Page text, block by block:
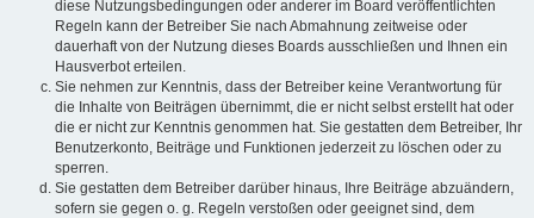
diese Nutzungsbedingungen oder anderer im Board veröffentlichten
Regeln kann der Betreiber Sie nach Abmahnung zeitweise oder
dauerhaft von der Nutzung dieses Boards ausschließen und Ihnen ein
Hausverbot erteilen.
Sie nehmen zur Kenntnis, dass der Betreiber keine Verantwortung für
die Inhalte von Beiträgen übernimmt, die er nicht selbst erstellt hat oder
die er nicht zur Kenntnis genommen hat. Sie gestatten dem Betreiber, Ihr
Benutzerkonto, Beiträge und Funktionen jederzeit zu löschen oder zu
sperren.
Sie gestatten dem Betreiber darüber hinaus, Ihre Beiträge abzuändern,
sofern sie gegen o. g. Regeln verstoßen oder geeignet sind, dem